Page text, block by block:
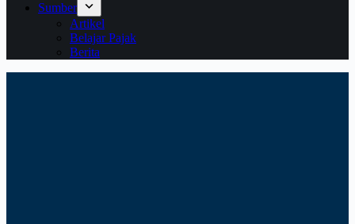
Sumber
Artikel
Belajar Pajak
Berita